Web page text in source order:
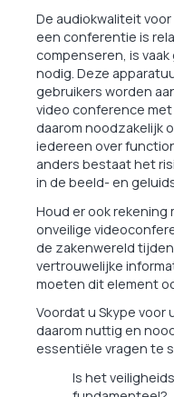
De audiokwaliteit
een conferentie is
compenseren, is
nodig. Deze
gebruikers worden
video conference
daarom noodzakelijk
iedereen over
anders bestaat het
in de beeld- en
Houd er ook rekening
onveilige
de zakenwereld
vertrouwelijke
moeten dit element
Voordat u Skype voor
daarom nuttig en
essentiële vragen te
Is het